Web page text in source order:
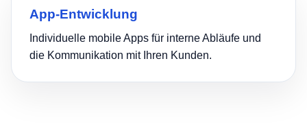
App-Entwicklung
Individuelle mobile Apps für interne Abläufe und
die Kommunikation mit Ihren Kunden.